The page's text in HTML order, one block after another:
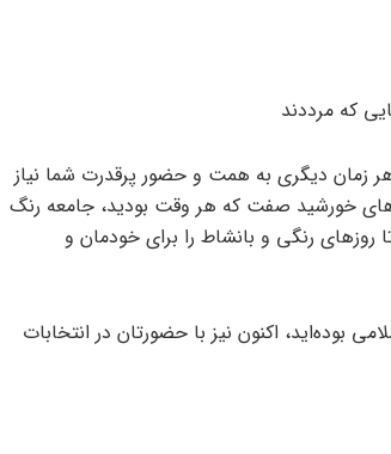
که مرددند
زمان دیگری به همت و حضور پرقدرت شما نیاز
خورشید صفت که هر وقت بودید، جامعه رنگ
رنگی و بانشاط را برای خودمان و
بوده‌اید، اکنون نیز با حضورتان در انتخابات